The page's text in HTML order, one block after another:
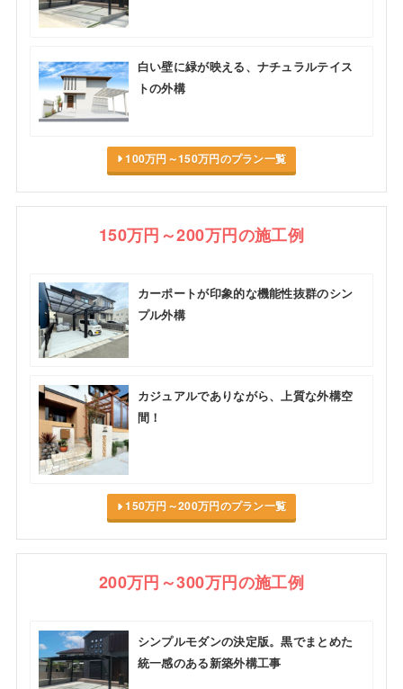
白い壁に緑が映える、ナチュラルテイス
トの外構
100万円～150万円のプラン一覧
150万円～200万円の施工例
カーポートが印象的な機能性抜群のシン
プル外構
カジュアルでありながら、上質な外構空
間！
150万円～200万円のプラン一覧
200万円～300万円の施工例
シンプルモダンの決定版。黒でまとめた
統一感のある新築外構工事